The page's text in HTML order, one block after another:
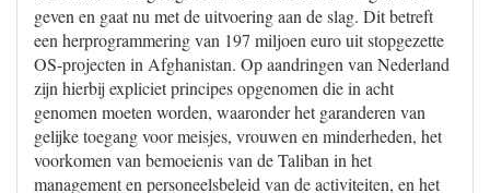
geven en gaat nu met de uitvoering aan de slag. Dit betreft
een herprogrammering van 197 miljoen euro uit stopgezette
OS-projecten in Afghanistan. Op aandringen van Nederland
zijn hierbij expliciet principes opgenomen die in acht
genomen moeten worden, waaronder het garanderen van
gelijke toegang voor meisjes, vrouwen en minderheden, het
voorkomen van bemoeienis van de Taliban in het
management en personeelsbeleid van de activiteiten, en het